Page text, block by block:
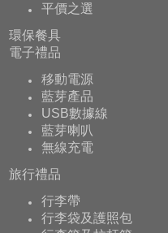
平價之選
環保餐具
電子禮品
移動電源
藍芽產品
USB數據線
藍芽喇叭
無線充電
旅行禮品
行李帶
行李袋及護照包